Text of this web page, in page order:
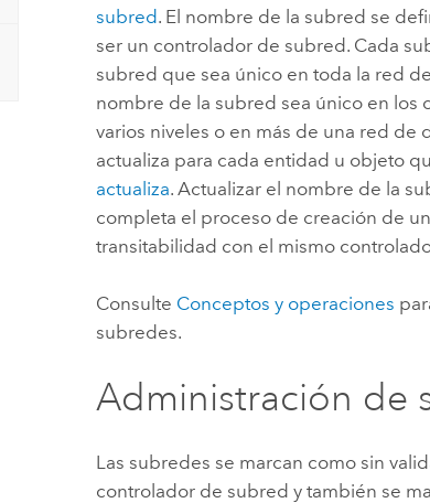
subred. El nombre de la subred se
ser un controlador de subred. Cada
subred que sea único en toda la red
nombre de la subred sea único en los
varios niveles o en más de una red de
actualiza para cada entidad u objeto
actualiza. Actualizar el nombre de la
completa el proceso de creación de
transitabilidad con el mismo
Consulte Conceptos y operaciones
subredes.
Administración de
Las subredes se marcan como sin
controlador de subred y también se